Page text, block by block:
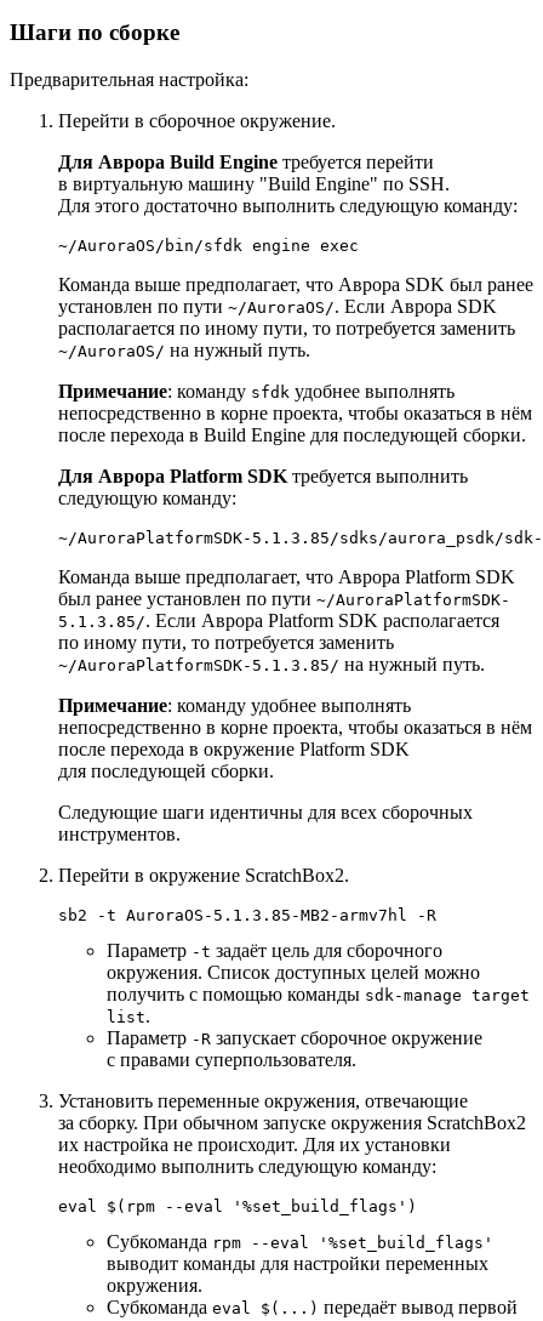
Шаги по сборке
Предварительная настройка:
Перейти в сборочное окружение.
Для Аврора Build Engine требуется перейти
в виртуальную машину "Build Engine" по SSH.
Для этого достаточно выполнить следующую команду:
~/AuroraOS/bin/sfdk engine exec
Команда выше предполагает, что Аврора SDK был ранее
установлен по пути ~/AuroraOS/. Если Аврора SDK
располагается по иному пути, то потребуется заменить
~/AuroraOS/ на нужный путь.
Примечание: команду sfdk удобнее выполнять
непосредственно в корне проекта, чтобы оказаться в нём
после перехода в Build Engine для последующей сборки.
Для Аврора Platform SDK требуется выполнить
следующую команду:
Команда выше предполагает, что Аврора Platform SDK
был ранее установлен по пути ~/AuroraPlatformSDK-
5.1.3.85/. Если Аврора Platform SDK располагается
по иному пути, то потребуется заменить
~/AuroraPlatformSDK-5.1.3.85/ на нужный путь.
Примечание: команду удобнее выполнять
непосредственно в корне проекта, чтобы оказаться в нём
после перехода в окружение Platform SDK
для последующей сборки.
Следующие шаги идентичны для всех сборочных
инструментов.
Перейти в окружение ScratchBox2.
Параметр -t задаёт цель для сборочного
окружения. Список доступных целей можно
получить с помощью команды sdk-manage target
list.
Параметр -R запускает сборочное окружение
с правами суперпользователя.
Установить переменные окружения, отвечающие
за сборку. При обычном запуске окружения ScratchBox2
их настройка не происходит. Для их установки
необходимо выполнить следующую команду:
eval $(rpm --eval '%set_build_flags'
Субкоманда rpm --eval '%set_build_flags'
выводит команды для настройки переменных
окружения.
Субкоманда eval $(...) передаёт вывод первой